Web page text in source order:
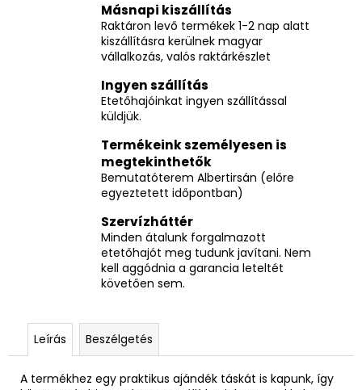
Másnapi kiszállítás
Raktáron levő termékek 1-2 nap alatt
kiszállításra kerülnek magyar
vállalkozás, valós raktárkészlet
Ingyen szállítás
Etetőhajóinkat ingyen szállítással
küldjük.
Termékeink személyesen is
megtekinthetők
Bemutatóterem Albertirsán (előre
egyeztetett időpontban)
Szervízháttér
Minden átalunk forgalmazott
etetőhajót meg tudunk javítani. Nem
kell aggódnia a garancia leteltét
követően sem.
Leírás Beszélgetés
A termékhez egy praktikus ajándék táskát is kapunk, így